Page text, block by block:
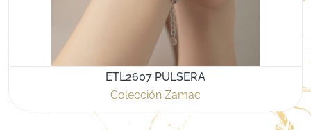
ETL2607 PULSERA
Colección Zamac